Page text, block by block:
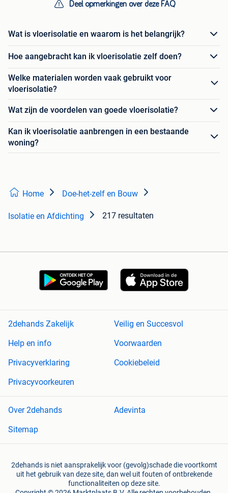
Deel opmerkingen over deze FAQ
Wat is vloerisolatie en waarom is het belangrijk?
Hoe aangebracht kan ik vloerisolatie zelf doen?
Welke materialen worden vaak gebruikt voor
vloerisolatie?
Wat zijn de voordelen van goede vloerisolatie?
Kan ik vloerisolatie aanbrengen in een bestaande
woning?
Home Doe-het-zelf en Bouw
Isolatie en Afdichting 217 resultaten
2dehands Zakelijk
Veilig en Succesvol
Help en info
Voorwaarden
Privacyverklaring
Cookiebeleid
Privacyvoorkeuren
Over 2dehands
Adevinta
Sitemap
2dehands is niet aansprakelijk voor (gevolg)schade die voortkomt
uit het gebruik van deze site, dan wel uit fouten of ontbrekende
functionaliteiten op deze site.